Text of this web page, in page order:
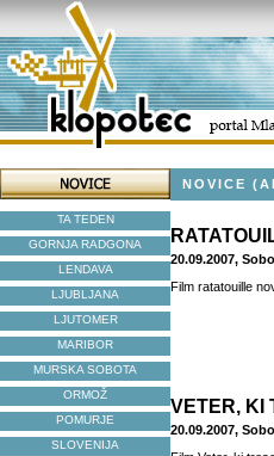
TA TEDEN
GORNJA RADGONA
LENDAVA
LJUBLJANA
LJUTOMER
MARIBOR
MURSKA SOBOTA
ORMOŽ
POMURJE
SLOVENIJA
NOVICE
20.09.2007,
Film ratatouille
VETER, KI
20.09.2007,